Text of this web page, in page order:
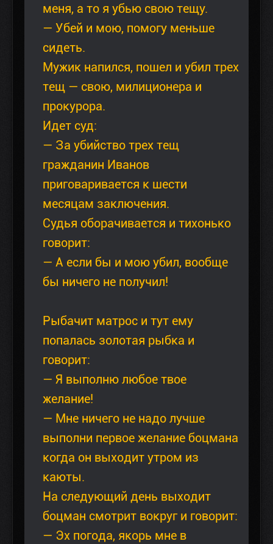
меня, а то я убью свою тещу.
— Убей и мою, помогу меньше
сидеть.
Мужик напился, пошел и убил трех
тещ — свою, милиционера и
прокурора.
Идет суд:
— За убийство трех тещ
гражданин Иванов
приговаривается к шести
месяцам заключения.
Судья оборачивается и тихонько
говорит:
— А если бы и мою убил, вообще
бы ничего не получил!
Рыбачит матрос и тут ему
попалась золотая рыбка и
говорит:
— Я выполню любое твое
желание!
— Мне ничего не надо лучше
выполни первое желание боцмана
когда он выходит утром из
каюты.
На следующий день выходит
боцман смотрит вокруг и говорит:
— Эх погода, якорь мне в